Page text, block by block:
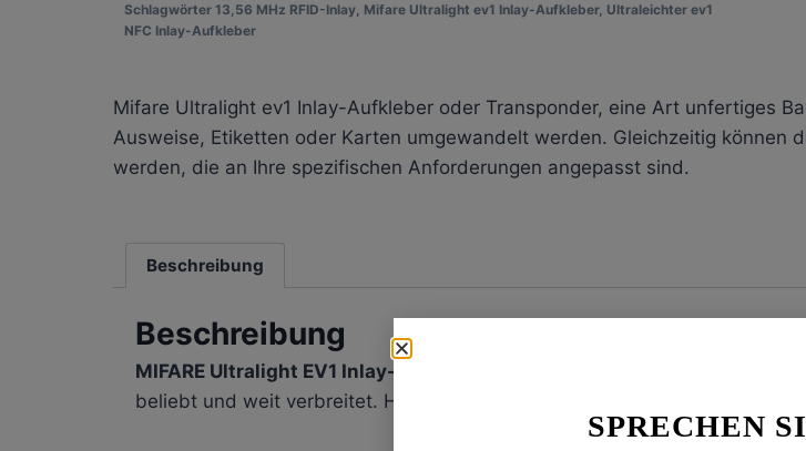
Schlagwörter 13,56 MHz RFID-Inlay, Mifare Ultralight ev1 Inlay-Aufkleber, Ultraleichter ev1
NFC Inlay-Aufkleber
Mifare Ultralight ev1 Inlay-Aufkleber oder Transponder, eine Art unfertiges
Ausweise, Etiketten oder Karten umgewandelt werden. Gleichzeitig können
werden, die an Ihre spezifischen Anforderungen angepasst sind.
Beschreibung
Beschreibung
MIFARE Ultralight EV1 Inlay-Aufkleber
sind aufgrund ihrer
beliebt und weit verbreitet. Hier sind einige verfügbare Optionen:
SPRECHEN